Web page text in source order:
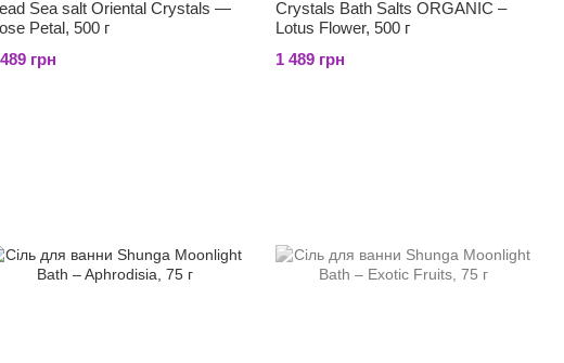
Sea salt Oriental Crystals —
Petal, 500 г
грн
Crystals Bath Salts ORGANIC –
Lotus Flower, 500 г
1 489 грн